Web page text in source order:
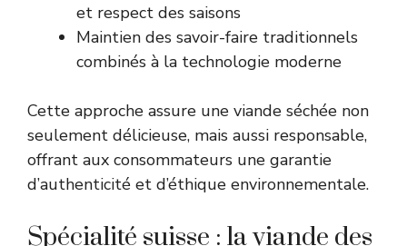
et respect des saisons
Maintien des savoir-faire traditionnels
combinés à la technologie moderne
Cette approche assure une viande séchée non
seulement délicieuse, mais aussi responsable,
offrant aux consommateurs une garantie
d’authenticité et d’éthique environnementale.
Spécialité suisse : la viande des